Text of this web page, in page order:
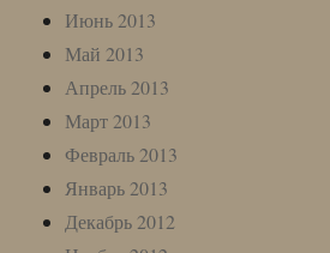
Июнь 2013
Май 2013
Апрель 2013
Март 2013
Февраль 2013
Январь 2013
Декабрь 2012